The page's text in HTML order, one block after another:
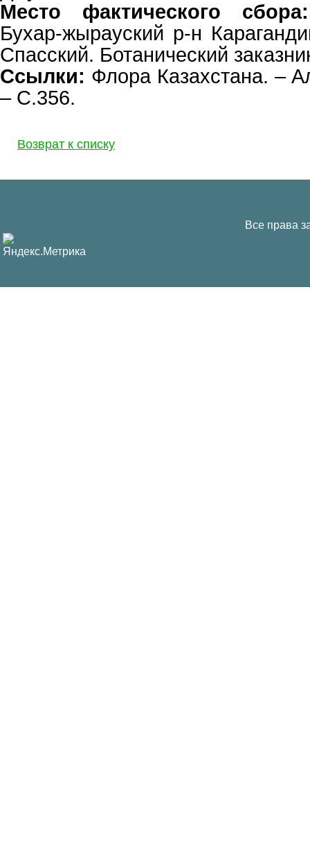
Место фактического сбора:
Бухар-жырауский р-н
Спасский. Ботанический
Ссылки: Флора Казахстана. –
– С.356.
Возврат к списку
Все права